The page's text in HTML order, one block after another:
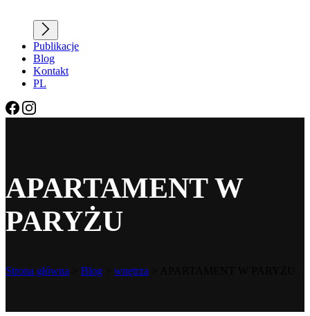
Publikacje
Blog
Kontakt
PL
APARTAMENT W
PARYŻU
Strona główna Blog wnętrza